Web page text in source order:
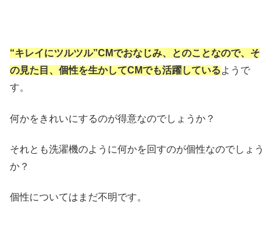
“キレイにツルツル”CMでおなじみ、とのことなので、そ
の見た目、個性を生かしてCMでも活躍しているようで
す。
何かをきれいにするのが得意なのでしょうか？
それとも洗濯機のように何かを回すのが個性なのでしょう
か？
個性についてはまだ不明です。